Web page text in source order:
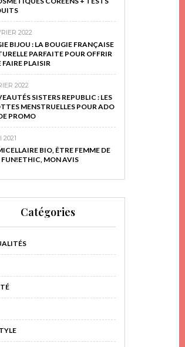
2022
BIJOU : LA BOUGIE FRANÇAISE
PARFAITE POUR OFFRIR
FAIRE PLAISIR
2022
SISTERS REPUBLIC : LES
MENSTRUELLES POUR ADO
PROMO
2021
BIO, ÊTRE FEMME DE
FUN!ETHIC, MON AVIS
Catégories